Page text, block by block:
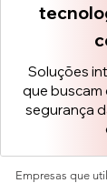
Soluções
que buscam
segurança
Empresas que